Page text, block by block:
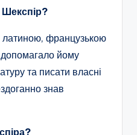
латиною, французькою
йому
та писати власні
знав